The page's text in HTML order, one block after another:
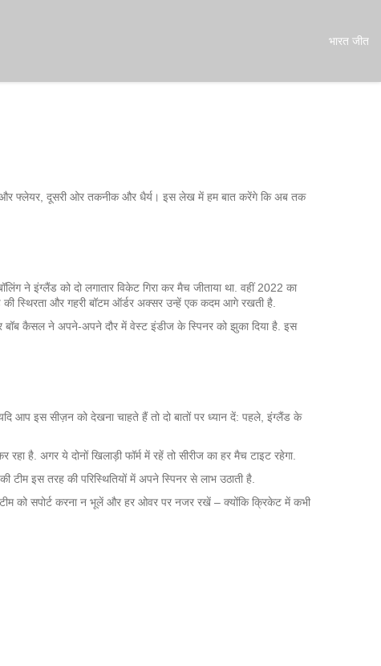
भारत जीत
और फ्लेयर, दूसरी ओर तकनीक और धैर्य। इस लेख में हम बात करेंगे कि अब तक
ने इंग्लैंड को दो लगातार विकेट गिरा कर मैच जीताया था. वहीं 2022 का
स्थिरता और गहरी बॉटम ऑर्डर अक्सर उन्हें एक कदम आगे रखती है.
कैसल ने अपने‑अपने दौर में वेस्ट इंडीज के स्पिनर को झुका दिया है. इस
आप इस सीज़न को देखना चाहते हैं तो दो बातों पर ध्यान दें: पहले, इंग्लैंड के
है. अगर ये दोनों खिलाड़ी फॉर्म में रहें तो सीरीज का हर मैच टाइट रहेगा.
इस तरह की परिस्थितियों में अपने स्पिनर से लाभ उठाती है.
टीम को सपोर्ट करना न भूलें और हर ओवर पर नजर रखें – क्योंकि क्रिकेट में कभी